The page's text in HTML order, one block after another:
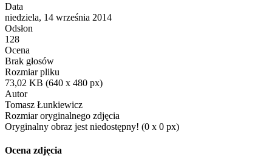
Data
niedziela, 14 września 2014
Odsłon
128
Ocena
Brak głosów
Rozmiar pliku
73,02 KB (640 x 480 px)
Autor
Tomasz Łunkiewicz
Rozmiar oryginalnego zdjęcia
Oryginalny obraz jest niedostępny! (0 x 0 px)
Ocena zdjęcia